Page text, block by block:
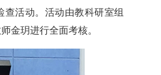
查活动。活动由教科研室组
金玥进行全面考核。